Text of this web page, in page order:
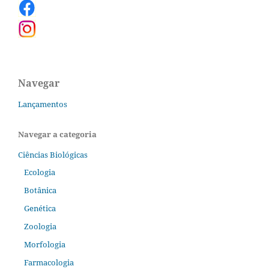
Navegar
Lançamentos
Navegar a categoria
Ciências Biológicas
Ecologia
Botânica
Genética
Zoologia
Morfologia
Farmacologia